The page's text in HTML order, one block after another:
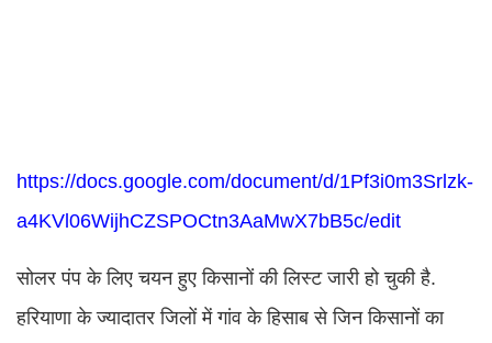
https://docs.google.com/document/d/1Pf3i0m3Srlzk-
a4KVl06WijhCZSPOCtn3AaMwX7bB5c/edit
सोलर पंप के लिए चयन हुए किसानों की लिस्ट जारी हो चुकी है.
हरियाणा के ज्यादातर जिलों में गांव के हिसाब से जिन किसानों का